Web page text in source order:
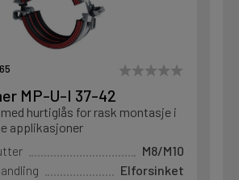
MP-U-I 37-42
hurtiglås for rask montasje i
applikasjoner
M8/M10
Elforsinket